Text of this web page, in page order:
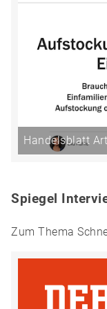
Handelsblatt
Spiegel
Zum Thema